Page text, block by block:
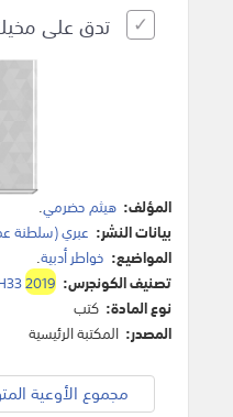
تدق على
المؤلف: هيثم حضرمي.
بيانات النشر: عبري (سلطنة
المواضيع: خواطر أدبية.
تصنيف الكونجرس: 2019
نوع المادة: كتب
المصدر: المكتبة الرئيسية
مجموع الأوعية